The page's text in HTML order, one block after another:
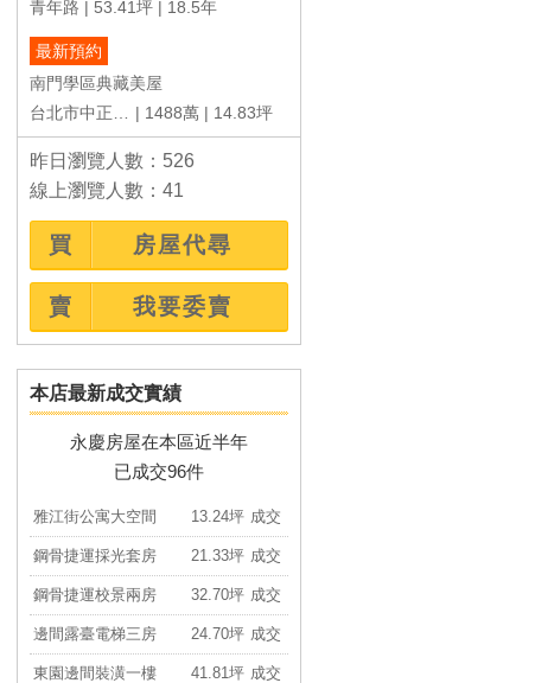
青年路
53.41坪 18.5年
最新預約
南門學區典藏美屋
1488萬 14.83坪
昨日瀏覽人數：526
線上瀏覽人數：41
買 房屋代尋
賣 我要委賣
本店最新成交實績
永慶房屋在本區近半年
已成交96件
鋼骨捷運採光套房 21.33坪 成交
鋼骨捷運校景兩房 32.70坪 成交
邊間露臺電梯三房 24.70坪 成交
東園邊間裝潢一樓 41.81坪 成交
邊間採光2樓美寓 21.63坪 成交